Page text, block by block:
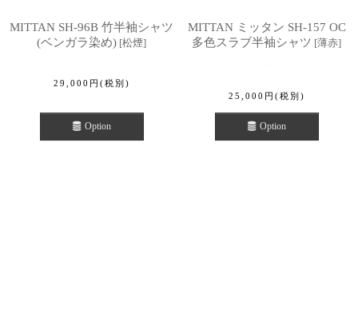
MITTAN SH-96B 竹半袖シャツ
(ベンガラ染め) [松煙]
29,000 円 (税別)
Option
MITTAN ミッタン SH-157 OC
多色スラブ半袖シャツ [薄赤]
25,000 円 (税別)
Option